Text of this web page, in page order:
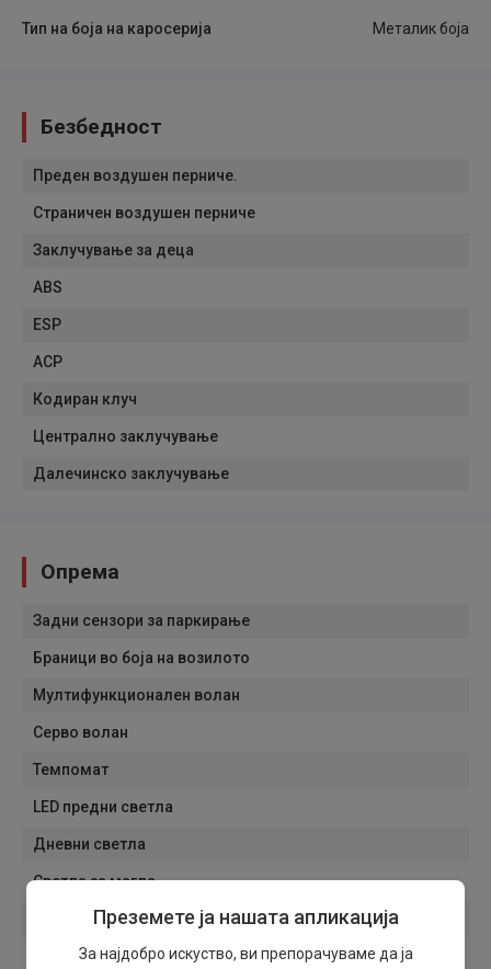
Тип на боја на каросерија
Металик боја
Безбедност
Преден воздушен перниче.
Страничен воздушен перниче
Заклучување за деца
ABS
ESP
АСР
Кодиран клуч
Централно заклучување
Далечинско заклучување
Опрема
Задни сензори за паркирање
Браници во боја на возилото
Мултифункционален волан
Серво волан
Темпомат
LED предни светла
Дневни светла
Светла за магла
Патнички компјутер
Грејачи на ретровизорите
Преземете ја нашата апликација
За најдобро искуство, ви препорачуваме да ја